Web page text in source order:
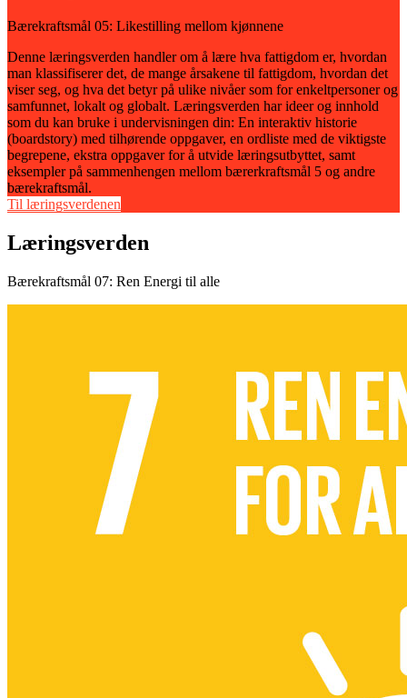
Bærekraftsmål 05: Likestilling mellom kjønnene
Denne læringsverden handler om å lære hva fattigdom er, hvordan
man klassifiserer det, de mange årsakene til fattigdom, hvordan det
viser seg, og hva det betyr på ulike nivåer som for enkeltpersoner og
samfunnet, lokalt og globalt. Læringsverden har ideer og innhold
som du kan bruke i undervisningen din: En interaktiv historie
(boardstory) med tilhørende oppgaver, en ordliste med de viktigste
begrepene, ekstra oppgaver for å utvide læringsutbyttet, samt
eksempler på sammenhengen mellom bærerkraftsmål 5 og andre
bærekraftsmål.
Til læringsverdenen
Læringsverden
Bærekraftsmål 07: Ren Energi til alle